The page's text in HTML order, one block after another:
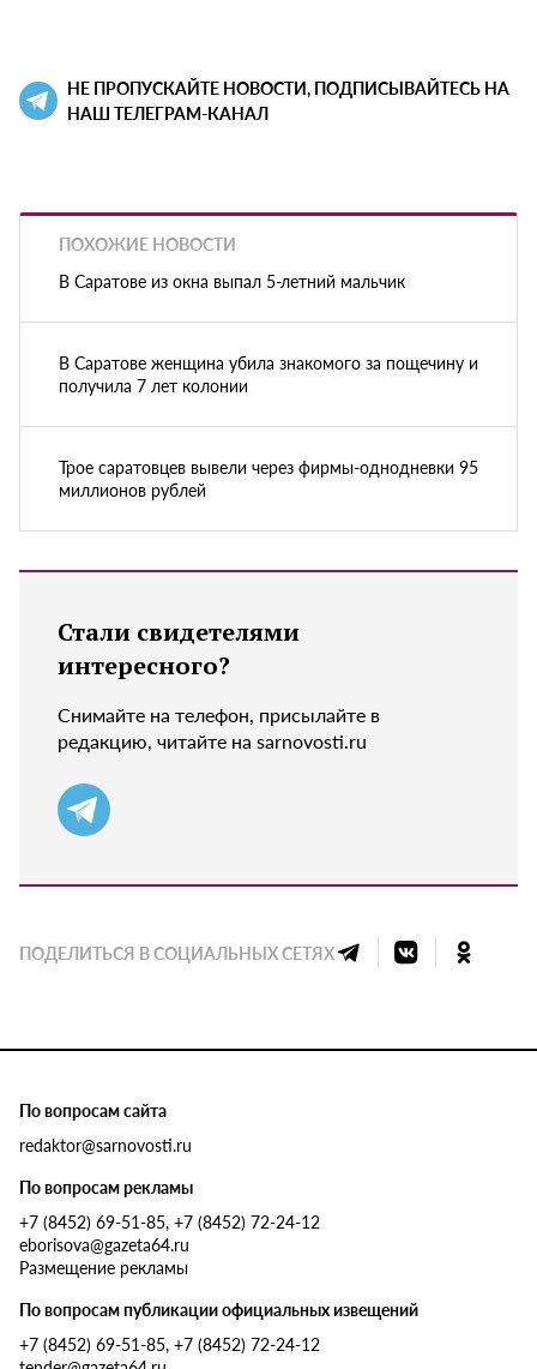
НЕ ПРОПУСКАЙТЕ НОВОСТИ, ПОДПИСЫВАЙТЕСЬ НА
НАШ ТЕЛЕГРАМ-КАНАЛ
ПОХОЖИЕ НОВОСТИ
В Саратове из окна выпал 5-летний мальчик
В Саратове женщина убила знакомого за пощечину и
получила 7 лет колонии
Трое саратовцев вывели через фирмы-однодневки 95
миллионов рублей
Стали свидетелями
интересного?
Снимайте на телефон, присылайте в
редакцию, читайте на sarnovosti.ru
ПОДЕЛИТЬСЯ В СОЦИАЛЬНЫХ СЕТЯХ
По вопросам сайта
redaktor@sarnovosti.ru
По вопросам рекламы
+7 (8452) 69-51-85, +7 (8452) 72-24-12
eborisova@gazeta64.ru
Размещение рекламы
По вопросам публикации официальных извещений
+7 (8452) 69-51-85, +7 (8452) 72-24-12